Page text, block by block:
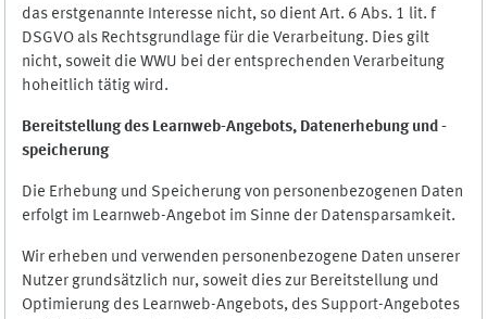
das erstgenannte Interesse nicht, so dient Art. 6 Abs. 1 lit. f
DSGVO als Rechtsgrundlage für die Verarbeitung. Dies gilt
nicht, soweit die WWU bei der entsprechenden Verarbeitung
hoheitlich tätig wird.
Bereitstellung des Learnweb-Angebots, Datenerhebung und -
speicherung
Die Erhebung und Speicherung von personenbezogenen Daten
erfolgt im Learnweb-Angebot im Sinne der Datensparsamkeit.
Wir erheben und verwenden personenbezogene Daten unserer
Nutzer grundsätzlich nur, soweit dies zur Bereitstellung und
Optimierung des Learnweb-Angebots, des Support-Angebotes